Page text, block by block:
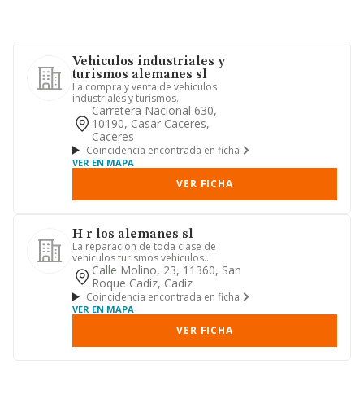
Vehiculos industriales y
turismos alemanes sl
La compra y venta de vehiculos
industriales y turismos.
Carretera Nacional 630,
10190, Casar Caceres,
Caceres
Coincidencia encontrada en ficha
VER EN MAPA
VER FICHA
H r los alemanes sl
La reparacion de toda clase de
vehiculos turismos vehiculos
industriales, motocicletas. ia compra
v...
Calle Molino, 23, 11360, San
Roque Cadiz, Cadiz
Coincidencia encontrada en ficha
VER EN MAPA
VER FICHA